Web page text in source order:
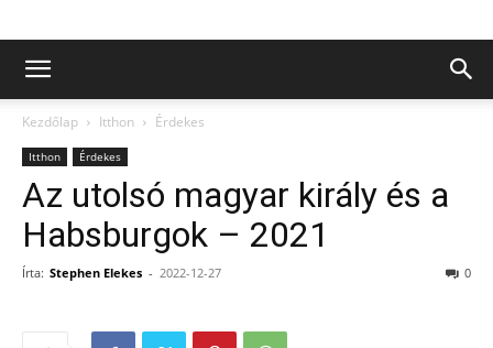
Kezdőlap Itthon Érdekes
Itthon Érdekes
Az utolsó magyar király és a
Habsburgok – 2021
Írta: Stephen Elekes - 2022-12-27 0